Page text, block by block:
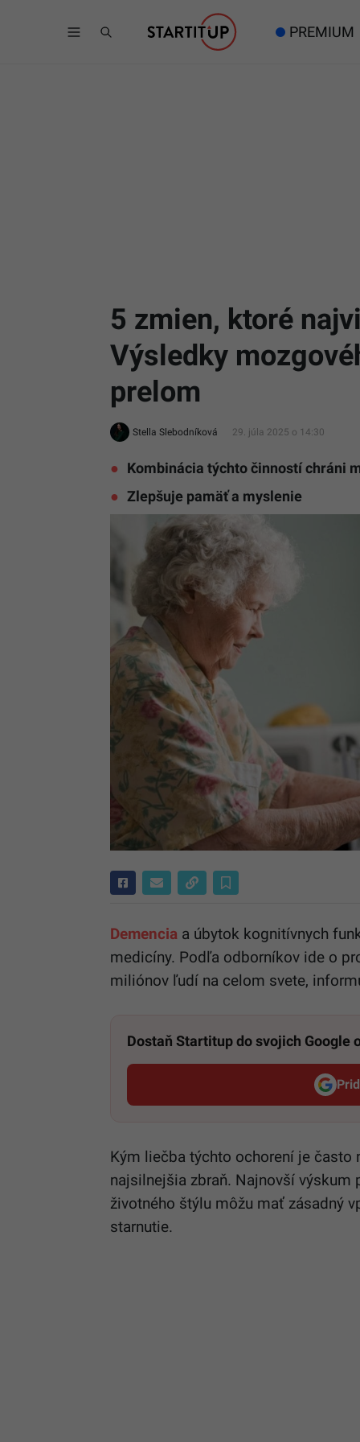
PREMIUM
5 zmien, ktoré
Výsledky
prelom
Stella Slebodníková 29. júla 2025 o 14:30
Kombinácia týchto činností chráni
Zlepšuje pamäť a myslenie
Demencia a úbytok kognitívnych
medicíny. Podľa odborníkov ide o
miliónov ľudí na celom svete,
Dostaň Startitup do svojich Google
Kým liečba týchto ochorení je často
najsilnejšia zbraň. Najnovší
životného štýlu môžu mať zásadný
starnutie.